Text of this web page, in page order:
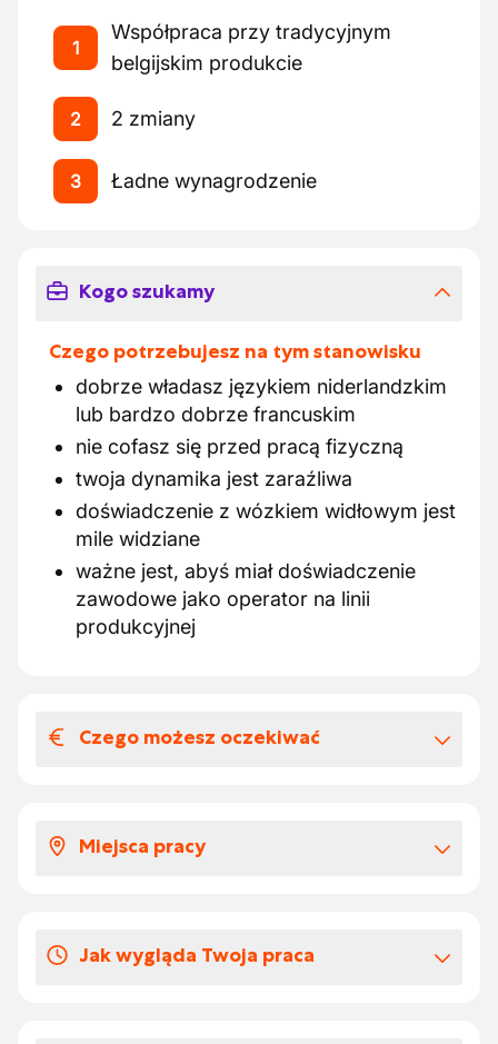
1
Współpraca przy tradycyjnym
belgijskim produkcie
2 2 zmiany
3 Ładne wynagrodzenie
Kogo szukamy
Czego potrzebujesz na tym stanowisku
dobrze władasz językiem niderlandzkim
lub bardzo dobrze francuskim
nie cofasz się przed pracą fizyczną
twoja dynamika jest zaraźliwa
doświadczenie z wózkiem widłowym jest
mile widziane
ważne jest, abyś miał doświadczenie
zawodowe jako operator na linii
produkcyjnej
Czego możesz oczekiwać
doskonałe wynagrodzenie
Brak zbiorowego zamknięcia, urlop ustalasz
w porozumieniu z kolegami.
Miejsca pracy
Będziesz pracować w systemie
Jak wygląda Twoja praca